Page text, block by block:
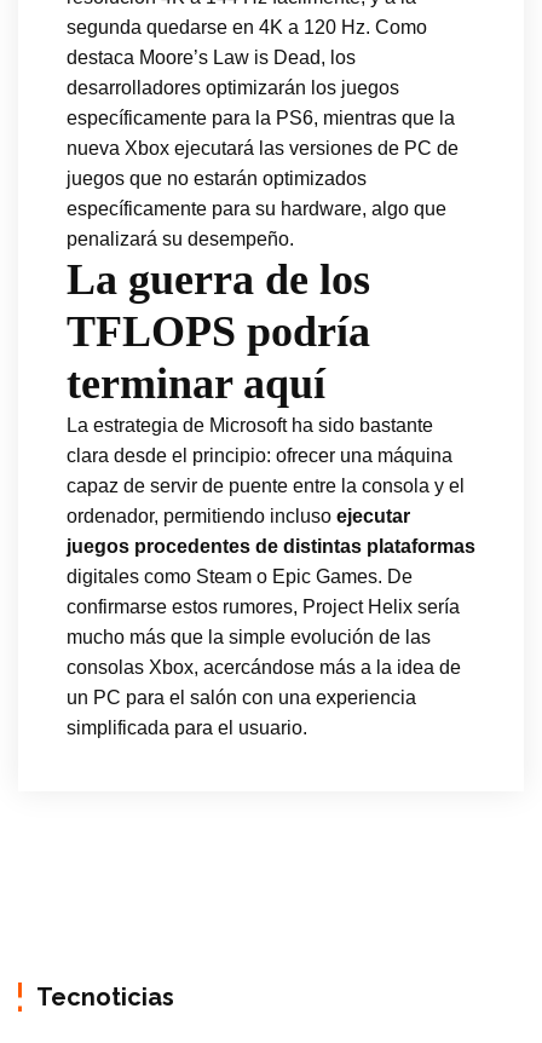
segunda quedarse en 4K a 120 Hz. Como
destaca Moore’s Law is Dead, los
desarrolladores optimizarán los juegos
específicamente para la PS6, mientras que la
nueva Xbox ejecutará las versiones de PC de
juegos que no estarán optimizados
específicamente para su hardware, algo que
penalizará su desempeño.
La guerra de los
TFLOPS podría
terminar aquí
La estrategia de Microsoft ha sido bastante
clara desde el principio: ofrecer una máquina
capaz de servir de puente entre la consola y el
ordenador, permitiendo incluso ejecutar
juegos procedentes de distintas plataformas
digitales como Steam o Epic Games. De
confirmarse estos rumores, Project Helix sería
mucho más que la simple evolución de las
consolas Xbox, acercándose más a la idea de
un PC para el salón con una experiencia
simplificada para el usuario.
Tecnoticias